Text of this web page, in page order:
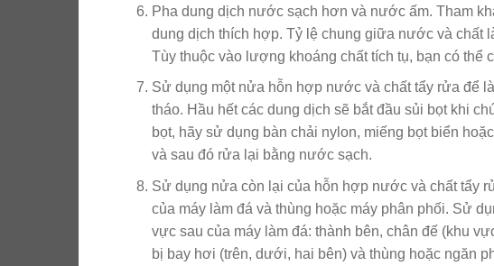
Pha dung dịch nước sạch hơn và nước ấm. Tham
dung dịch thích hợp. Tỷ lệ chung giữa nước và chất
Tùy thuộc vào lượng khoáng chất tích tụ, bạn có thể
Sử dụng một nửa hỗn hợp nước và chất tẩy rửa để
tháo. Hầu hết các dung dịch sẽ bắt đầu sủi bọt khi
bọt, hãy sử dụng bàn chải nylon, miếng bọt biển
và sau đó rửa lại bằng nước sạch.
Sử dụng nửa còn lại của hỗn hợp nước và chất tẩy
của máy làm đá và thùng hoặc máy phân phối. Sử
vực sau của máy làm đá: thành bên, chân đế (khu
bị bay hơi (trên, dưới, hai bên) và thùng hoặc ngăn